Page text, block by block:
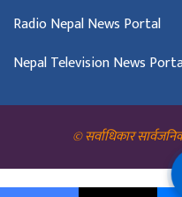
Radio Nepal News Portal
Nepal Television News
© सर्वाधिकार